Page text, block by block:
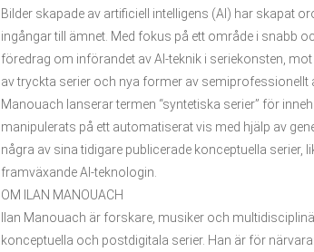
Bilder skapade av artificiell intelligens (AI) har skapat
ingångar till ämnet. Med fokus på ett område i snabb
föredrag om införandet av AI-teknik i seriekonsten,
av tryckta serier och nya former av semiprofessionellt
Manouach lanserar termen “syntetiska serier” för
manipulerats på ett automatiserat vis med hjälp av
några av sina tidigare publicerade konceptuella
framväxande AI-teknologin.
OM ILAN MANOUACH
Ilan Manouach är forskare, musiker och
konceptuella och postdigitala serier. Han är för